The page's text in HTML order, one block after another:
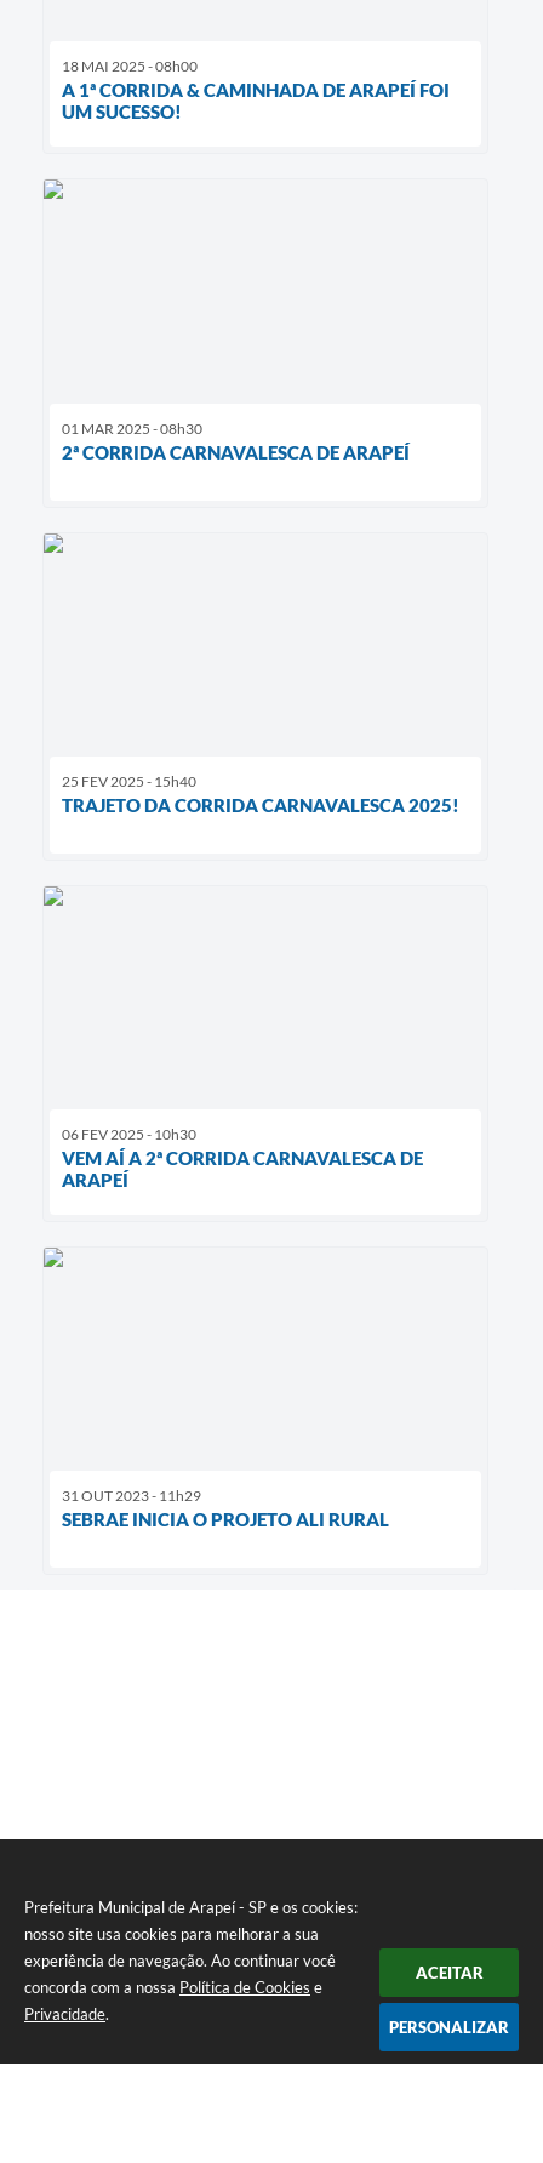
Prefeitura Municipal de Arapeí - SP e os cookies:
nosso site usa cookies para melhorar a sua
experiência de navegação. Ao continuar você
concorda com a nossa Política de Cookies e
Privacidade.
ACEITAR
PERSONALIZAR
18 MAI 2025 - 08h00
A 1ª CORRIDA & CAMINHADA DE ARAPEÍ FOI
UM SUCESSO!
01 MAR 2025 - 08h30
2ª CORRIDA CARNAVALESCA DE ARAPEÍ
25 FEV 2025 - 15h40
TRAJETO DA CORRIDA CARNAVALESCA 2025!
06 FEV 2025 - 10h30
VEM AÍ A 2ª CORRIDA CARNAVALESCA DE
ARAPEÍ
31 OUT 2023 - 11h29
SEBRAE INICIA O PROJETO ALI RURAL